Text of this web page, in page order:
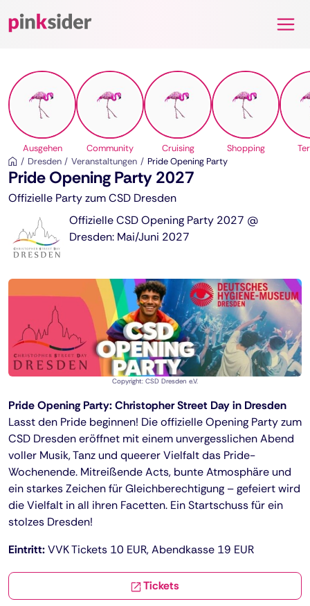
Pinksider
Ausgehen Community Cruising Shopping
Dresden
Veranstaltungen Pride Opening Party
Pride Opening Party 2027
Offizielle Party zum CSD Dresden
Offizielle CSD Opening Party 2027 @
Dresden: Mai/Juni 2027
Copyright: CSD Dresden e.V.
Pride Opening Party: Christopher Street Day in Dresden
Lasst den Pride beginnen! Die offizielle Opening Party zum
CSD Dresden eröffnet mit einem unvergesslichen Abend
voller Musik, Tanz und queerer Vielfalt das Pride-
Wochenende. Mitreißende Acts, bunte Atmosphäre und
ein starkes Zeichen für Gleichberechtigung – gefeiert wird
die Vielfalt in all ihren Facetten. Ein Startschuss für ein
stolzes Dresden!
Eintritt:VVK Tickets 10 EUR, Abendkasse 19 EUR
Tickets